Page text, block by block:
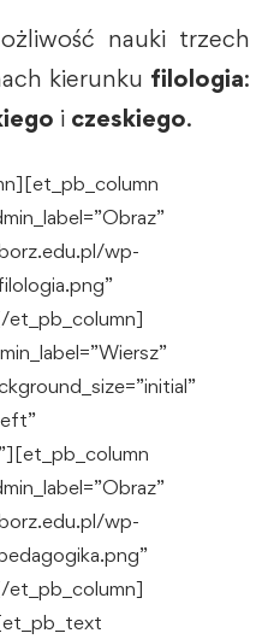
nauki trzech
kierunku filologia:
i czeskiego.
wp-
et_pb_column]
wp-
et_pb_column]